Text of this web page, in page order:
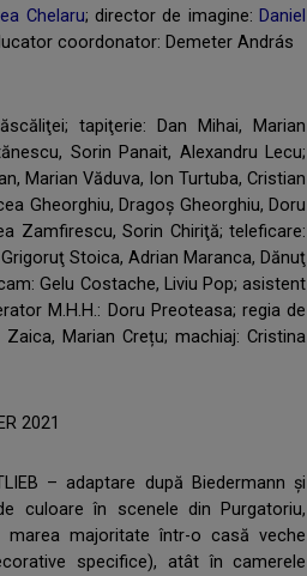
Chelaru; director de imagine: Daniel
coordonator: Demeter András
tapiţerie: Dan Mihai, Marian
Sorin Panait, Alexandru Lecu;
Marian Văduva, Ion Turtuba, Cristian
Gheorghiu, Dragoş Gheorghiu, Doru
Zamfirescu, Sorin Chiriţă; teleficare:
Stoica, Adrian Maranca, Dănuţ
Gelu Costache, Liviu Pop; asistent
M.H.H.: Doru Preoteasa; regia de
Marian Crețu; machiaj: Cristina
2021
– adaptare după Biedermann şi
culoare în scenele din Purgatoriu,
majoritate într-o casă veche
specifice), atât în camerele